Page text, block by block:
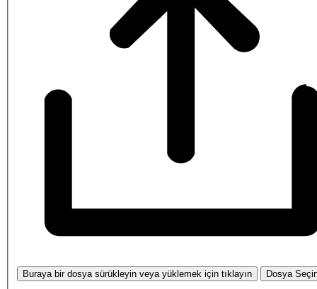
Buraya bir dosya sürükleyin veya yüklemek için tıklayın Dosya